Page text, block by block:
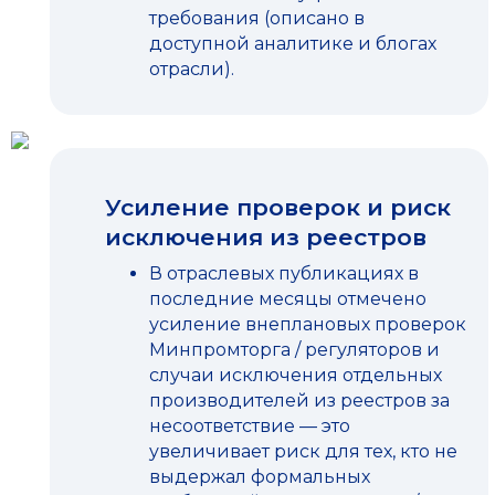
требования (описано в
доступной аналитике и блогах
отрасли).
Усиление проверок и риск
исключения из реестров
В отраслевых публикациях в
последние месяцы отмечено
усиление внеплановых проверок
Минпромторга / регуляторов и
случаи исключения отдельных
производителей из реестров за
несоответствие — это
увеличивает риск для тех, кто не
выдержал формальных